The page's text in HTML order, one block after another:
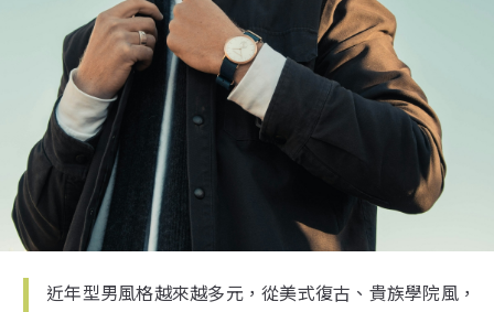
近年型男風格越來越多元，從美式復古、貴族學院風，